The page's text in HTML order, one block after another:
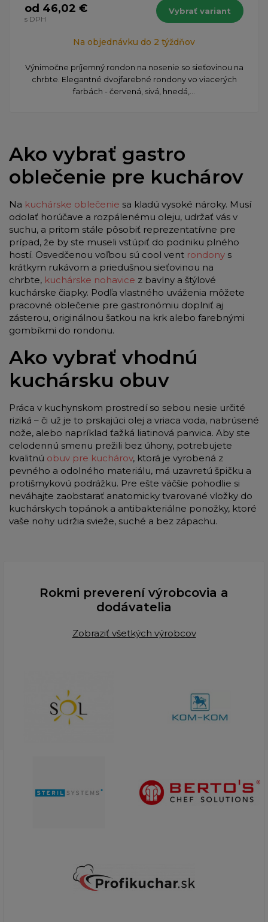
od 46,02 €
s DPH
Vybrať variant
Na objednávku do 2 týždňov
Výnimočne príjemný rondon na nosenie so sieťovinou na
chrbte. Elegantné dvojfarebné rondony vo viacerých
farbách - červená, sivá, hnedá,...
Ako vybrať gastro
oblečenie pre kuchárov
Na kuchárske oblečenie sa kladú vysoké nároky. Musí
odolať horúčave a rozpálenému oleju, udržať vás v
suchu, a pritom stále pôsobiť reprezentatívne pre
prípad, že by ste museli vstúpiť do podniku plného
hostí. Osvedčenou voľbou sú cool vent rondony s
krátkym rukávom a priedušnou sieťovinou na
chrbte, kuchárske nohavice z bavlny a štýlové
kuchárske čiapky. Podľa vlastného uváženia môžete
pracovné oblečenie pre gastronómiu doplniť aj
zásterou, originálnou šatkou na krk alebo farebnými
gombíkmi do rondonu.
Ako vybrať vhodnú
kuchársku obuv
Práca v kuchynskom prostredí so sebou nesie určité
riziká – či už je to prskajúci olej a vriaca voda, nabrúsené
nože, alebo napríklad ťažká liatinová panvica. Aby ste
celodennú smenu prežili bez úhony, potrebujete
kvalitnú obuv pre kuchárov, ktorá je vyrobená z
pevného a odolného materiálu, má uzavretú špičku a
protišmykovú podrážku. Pre ešte väčšie pohodlie si
neváhajte zaobstarať anatomicky tvarované vložky do
kuchárskych topánok a antibakteriálne ponožky, ktoré
vaše nohy udržia svieže, suché a bez zápachu.
Rokmi preverení výrobcovia a
dodávatelia
Zobraziť všetkých výrobcov